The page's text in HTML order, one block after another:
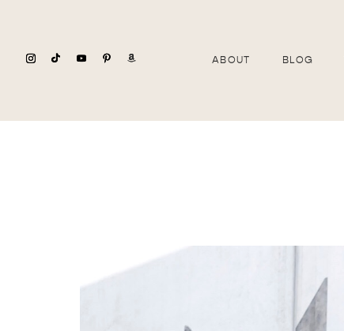
ABOUT BLOG